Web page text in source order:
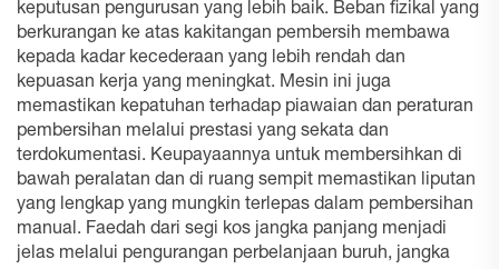
keputusan pengurusan yang lebih baik. Beban fizikal yang
berkurangan ke atas kakitangan pembersih membawa
kepada kadar kecederaan yang lebih rendah dan
kepuasan kerja yang meningkat. Mesin ini juga
memastikan kepatuhan terhadap piawaian dan peraturan
pembersihan melalui prestasi yang sekata dan
terdokumentasi. Keupayaannya untuk membersihkan di
bawah peralatan dan di ruang sempit memastikan liputan
yang lengkap yang mungkin terlepas dalam pembersihan
manual. Faedah dari segi kos jangka panjang menjadi
jelas melalui pengurangan perbelanjaan buruh, jangka